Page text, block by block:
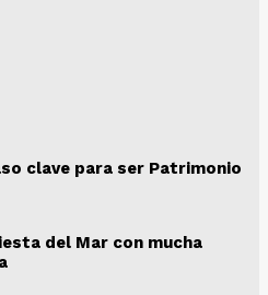
clave para ser Patrimonio
del Mar con mucha